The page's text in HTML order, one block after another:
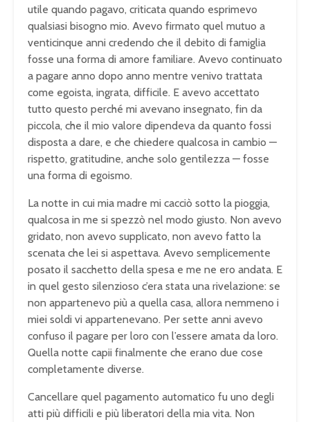
utile quando pagavo, criticata quando esprimevo
qualsiasi bisogno mio. Avevo firmato quel mutuo a
venticinque anni credendo che il debito di famiglia
fosse una forma di amore familiare. Avevo continuato
a pagare anno dopo anno mentre venivo trattata
come egoista, ingrata, difficile. E avevo accettato
tutto questo perché mi avevano insegnato, fin da
piccola, che il mio valore dipendeva da quanto fossi
disposta a dare, e che chiedere qualcosa in cambio —
rispetto, gratitudine, anche solo gentilezza — fosse
una forma di egoismo.
La notte in cui mia madre mi cacciò sotto la pioggia,
qualcosa in me si spezzò nel modo giusto. Non avevo
gridato, non avevo supplicato, non avevo fatto la
scenata che lei si aspettava. Avevo semplicemente
posato il sacchetto della spesa e me ne ero andata. E
in quel gesto silenzioso c’era stata una rivelazione: se
non appartenevo più a quella casa, allora nemmeno i
miei soldi vi appartenevano. Per sette anni avevo
confuso il pagare per loro con l’essere amata da loro.
Quella notte capii finalmente che erano due cose
completamente diverse.
Cancellare quel pagamento automatico fu uno degli
atti più difficili e più liberatori della mia vita. Non